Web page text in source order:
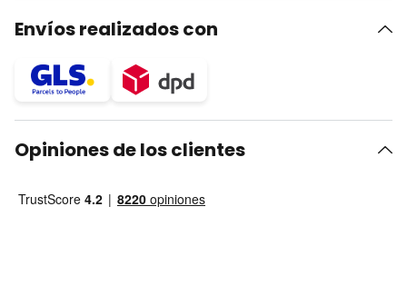
Envíos realizados con
Opiniones de los clientes